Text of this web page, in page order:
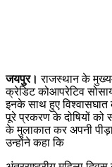
जयपुर। राजस्थान के
क्रेडिट कोआपरेटिव
इनके साथ हुए
पूरे प्रकरण के दोषियों को
के मुलाकात कर अपनी
उन्होंने कहा कि